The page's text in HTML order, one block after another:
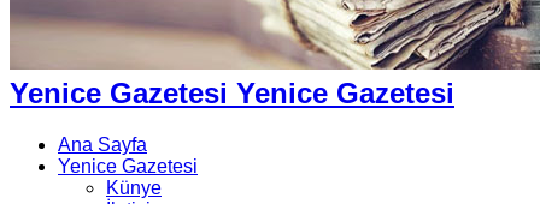
Yenice Gazetesi Yenice Gazetesi
Ana Sayfa
Yenice Gazetesi
Künye